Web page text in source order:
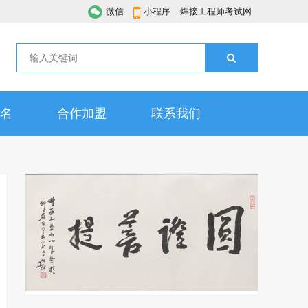
微信 小程序 焊接工程师考试网
合作加盟 联系我们